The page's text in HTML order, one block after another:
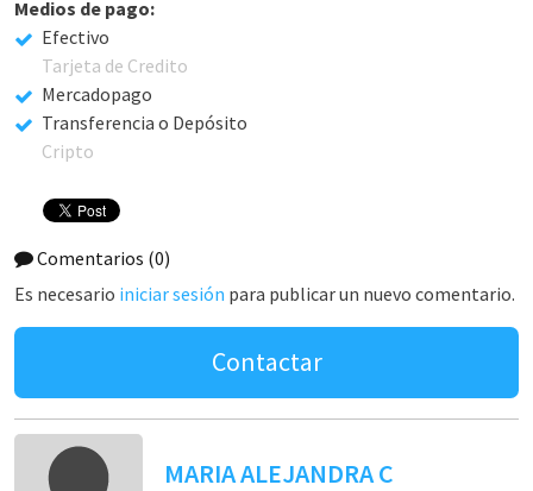
Medios de pago:
Efectivo
Tarjeta de Credito
Mercadopago
Transferencia o Depósito
Cripto
Comentarios (0)
Es necesario iniciar sesión para publicar un nuevo comentario.
Contactar
MARIA ALEJANDRA C